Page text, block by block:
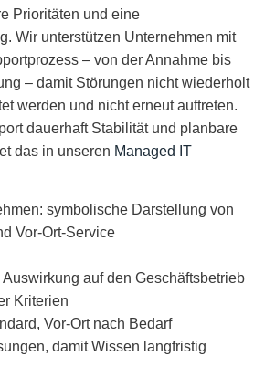
Prioritäten und eine
Wir unterstützen Unternehmen mit
– von der Annahme bis
– damit Störungen nicht wiederholt
werden und nicht erneut auftreten.
dauerhaft Stabilität und planbare
das in unseren Managed IT
auf den Geschäftsbetrieb
Kriterien
Vor-Ort nach Bedarf
damit Wissen langfristig